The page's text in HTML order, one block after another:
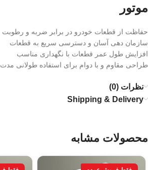
موتور
حفاظت از قطعات خودرو در برابر ضربه و رطوبت
سازمان‌ دهی آسان و دسترسی سریع به قطعات
افزایش طول عمر قطعات با نگهداری مناسب
طراحی مقاوم و با دوام برای استفاده طولانی مدت
نظرات (0)
Shipping & Delivery
محصولات مشابه